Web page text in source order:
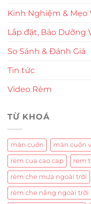
Kinh Nghiệm & Mẹo
Lắp đặt, Bảo Dưỡng
So Sánh & Đánh Giá
Tin tức
Video Rèm
TỪ KHOÁ
màn cuốn màn cuốn
rem cua cao cap rem
rèm che mưa ngoài trời
rèm che nắng ngoài trời